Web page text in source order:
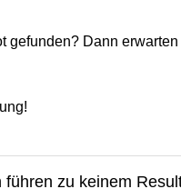
gefunden? Dann
zu keinem